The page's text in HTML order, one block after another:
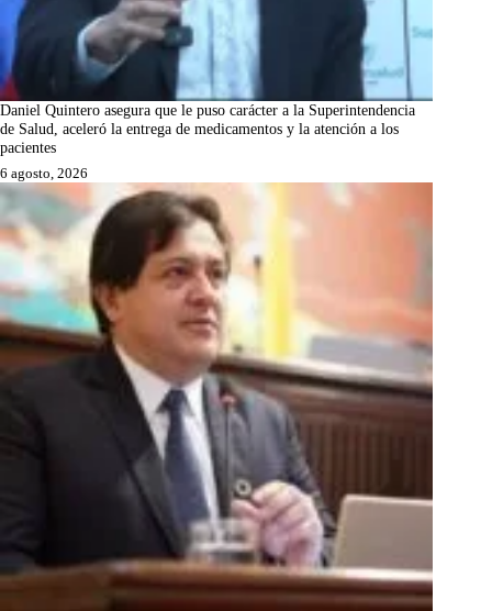
Daniel Quintero asegura que le puso carácter a la Superintendencia
de Salud, aceleró la entrega de medicamentos y la atención a los
pacientes
6 agosto, 2026